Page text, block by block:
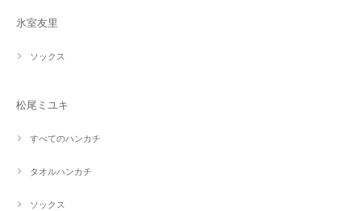
氷室友里
ソックス
松尾ミユキ
すべてのハンカチ
タオルハンカチ
ソックス